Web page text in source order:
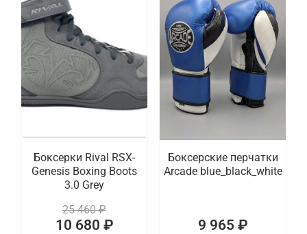
Боксерки Rival RSX-
Genesis Boxing Boots
3.0 Grey
25 460 ₽
10 680 ₽
Боксерские перчатки
Arcade blue_black_white
9 965 ₽